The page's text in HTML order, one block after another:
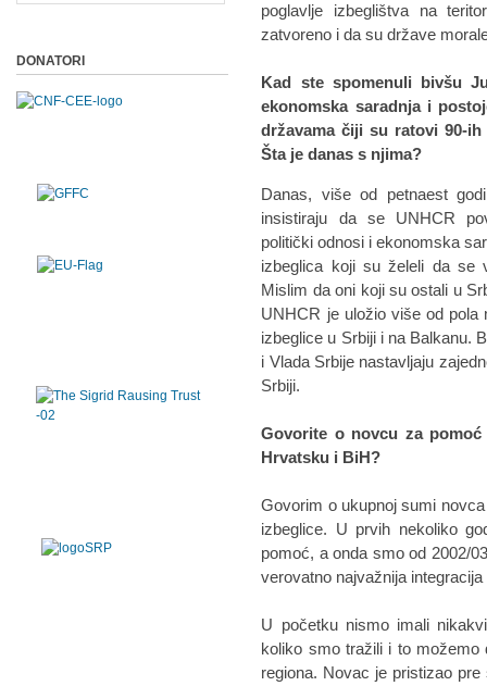
poglavlje izbeglištva na
zatvoreno i da su države
Kad ste spomenuli bivšu
ekonomska saradnja i
državama čiji su ratovi 90-
Šta je danas s njima?
Danas, više od petnaest
insistiraju da se UNHCR
politički odnosi i ekonomska
izbeglica koji su želeli da se
Mislim da oni koji su ostali u
UNHCR je uložio više od pola
izbeglice u Srbiji i na Balkanu.
i Vlada Srbije nastavljaju
Srbiji.
Govorite o novcu za
Hrvatsku i BiH?
Govorim o ukupnoj sumi
izbeglice. U prvih nekoliko
pomoć, a onda smo od 2002/
verovatno najvažnija
U početku nismo imali
koliko smo tražili i to možemo
regiona. Novac je pristizao
DONATORI